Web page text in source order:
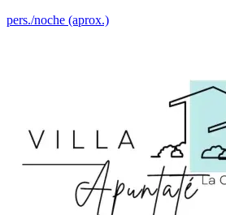
pers./noche (aprox.)